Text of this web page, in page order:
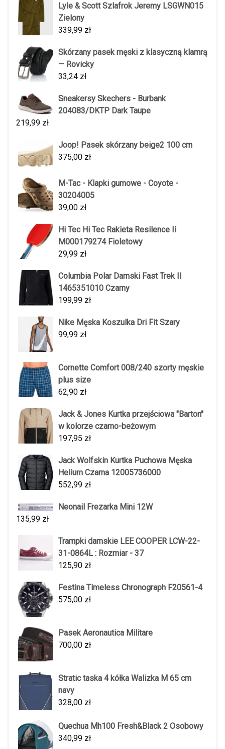
Lyle & Scott Szlafrok Jeremy LSGWN015
Zielony
339,99 zł
Skórzany pasek męski z klasyczną klamrą
— Rovicky
33,24 zł
Sneakersy Skechers - Burbank
204083/DKTP Dark Taupe
219,99 zł
Joop! Pasek skórzany beige2 100 cm
375,00 zł
M-Tac - Klapki gumowe - Coyote -
30204005
39,00 zł
Hi Tec Hi Tec Rakieta Resilence Ii
M000179274 Fioletowy
29,99 zł
Columbia Polar Damski Fast Trek II
1465351010 Czarny
199,99 zł
Nike Męska Koszulka Dri Fit Szary
99,99 zł
Cornette Comfort 008/240 szorty męskie
plus size
62,90 zł
Jack & Jones Kurtka przejściowa "Barton"
w kolorze czarno-beżowym
197,95 zł
Jack Wolfskin Kurtka Puchowa Męska
Helium Czarna 12005736000
552,99 zł
Neonail Frezarka Mini 12W
135,99 zł
Trampki damskie LEE COOPER LCW-22-
31-0864L : Rozmiar - 37
125,90 zł
Festina Timeless Chronograph F20561-4
575,00 zł
Pasek Aeronautica Militare
700,00 zł
Stratic taska 4 kółka Walizka M 65 cm
navy
328,00 zł
Quechua Mh100 Fresh&Black 2 Osobowy
340,99 zł